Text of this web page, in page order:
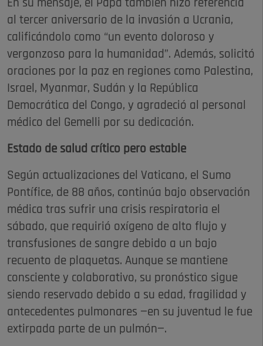
En su mensaje, el Papa también hizo referencia
al tercer aniversario de la invasión a Ucrania,
calificándolo como “un evento doloroso y
vergonzoso para la humanidad”. Además, solicitó
oraciones por la paz en regiones como Palestina,
Israel, Myanmar, Sudán y la República
Democrática del Congo, y agradeció al personal
médico del Gemelli por su dedicación.
Estado de salud crítico pero estable
Según actualizaciones del Vaticano, el Sumo
Pontífice, de 88 años, continúa bajo observación
médica tras sufrir una crisis respiratoria el
sábado, que requirió oxígeno de alto flujo y
transfusiones de sangre debido a un bajo
recuento de plaquetas. Aunque se mantiene
consciente y colaborativo, su pronóstico sigue
siendo reservado debido a su edad, fragilidad y
antecedentes pulmonares —en su juventud le fue
extirpada parte de un pulmón—.